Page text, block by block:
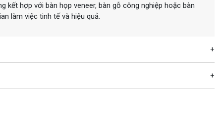
kết hợp với bàn họp veneer, bàn gỗ công nghiệp hoặc bàn
làm việc tinh tế và hiệu quả.